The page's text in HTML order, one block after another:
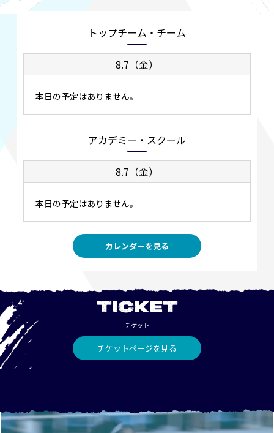
トップチーム・チーム
8.7（金）
本日の予定はありません。
アカデミー・スクール
8.7（金）
本日の予定はありません。
カレンダーを見る
TICKET
チケット
チケットページを見る